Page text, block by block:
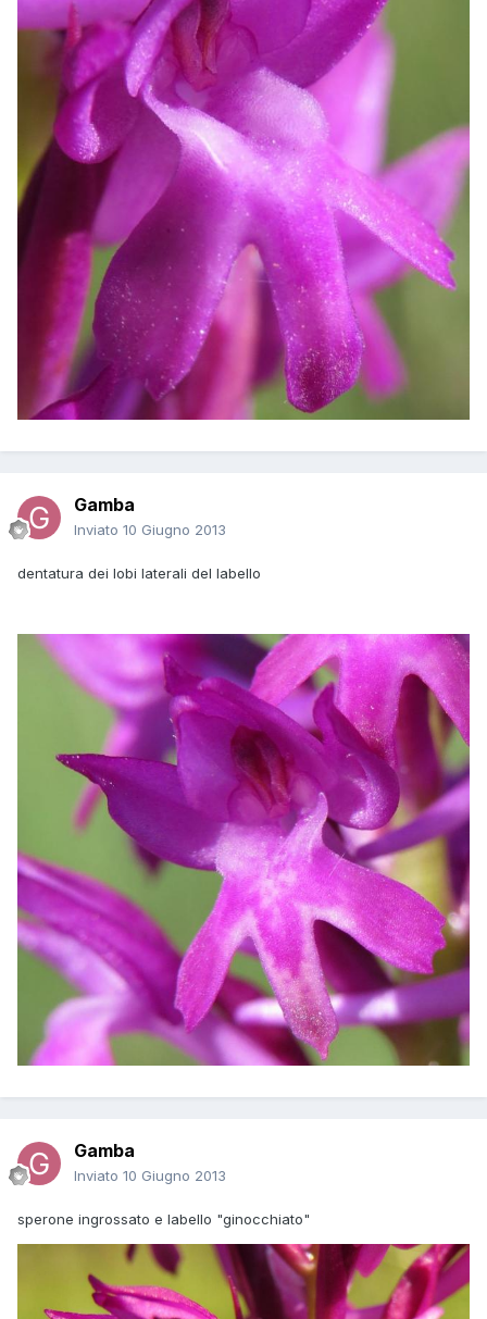
Gamba
Inviato 10 Giugno 2013
dentatura dei lobi laterali del labello
Gamba
Inviato 10 Giugno 2013
sperone ingrossato e labello "ginocchiato"